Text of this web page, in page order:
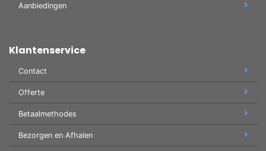
Aanbiedingen
Klantenservice
Contact
Offerte
Betaalmethodes
Bezorgen en Afhalen